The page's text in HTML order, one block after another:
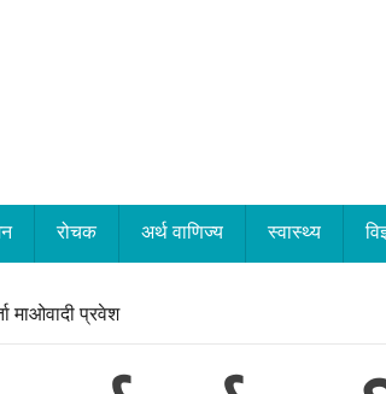
रोचक अर्थ वाणिज्य स्वास्थ्य
माओवादी प्रवेश